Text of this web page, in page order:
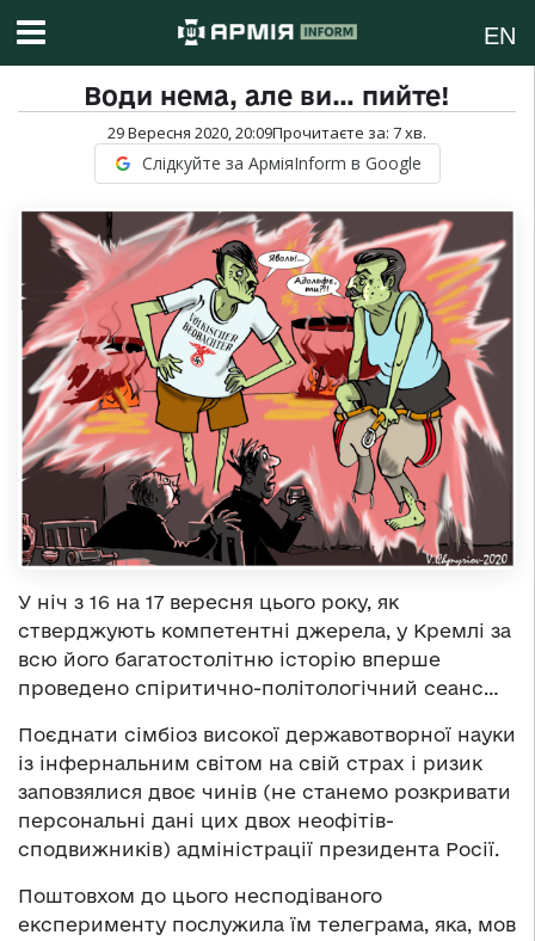
EN
Води нема, але ви… пийте!
29 Вересня 2020, 20:09Прочитаєте за: 7хв.
Слідкуйте за АрміяInform в Google
У ніч з 16 на 17 вересня цього року, як
стверджують компетентні джерела, у Кремлі за
всю його багатостолітню історію вперше
проведено спіритично-політологічний сеанс…
Поєднати сімбіоз високої державотворної науки
із інфернальним світом на свій страх і ризик
заповзялися двоє чинів (не станемо розкривати
персональні дані цих двох неофітів-
сподвижників) адміністрації президента Росії.
Поштовхом до цього несподіваного
експерименту послужила їм телеграма, яка, мов